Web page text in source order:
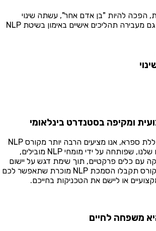
להיות "בן אדם אחר", עשתה שינוי
משמעותי בחיים, והיום גם מעבירה תהליכים אישיים באימון בשיטת NLP
בקורס ה-NLP של מכללת ספרא, אנו מציעים הרבה יותר מקורס NLP
קצר. תוכנית הלימודים שלנו, שפותחה על ידי מומחי NLP מובילים,
עם כלים פרקטיים, תוך שימת דגש על יישום
אישי ומקצועי. בסיום הקורס תקבלו הסמכת NLP מוכרת שתאפשר לכם
משפחה לחיים